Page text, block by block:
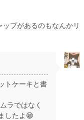
プがあるのもなんかリ
トケーキと書
ラではなく
したよ😁